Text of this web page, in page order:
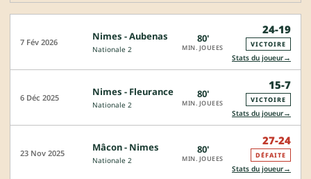
7 Fév 2026 Nimes - Aubenas
Nationale 2
80'
MIN. JOUEES
24-19
VICTOIRE
Stats du joueur→
6 Déc 2025 Nimes - Fleurance
Nationale 2
80'
MIN. JOUEES
15-7
VICTOIRE
Stats du joueur→
23 Nov 2025 Mâcon - Nimes
Nationale 2
80'
MIN. JOUEES
27-24
DÉFAITE
Stats du joueur→